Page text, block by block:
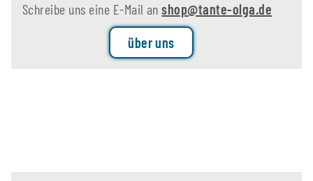
Schreibe uns eine E-Mail anshop@tante-olga.de
über uns